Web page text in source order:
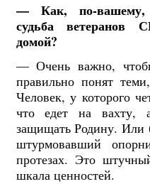
— Как, по-вашему,
судьба ветеранов
домой?
— Очень важно,
правильно понят
Человек, у которого
что едет на вахту,
защищать Родину. Или
штурмовавший
протезах. Это
шкала ценностей.